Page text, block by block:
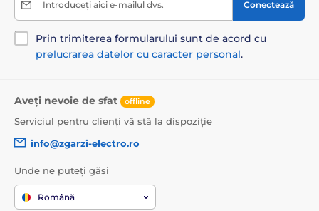
Introduceți aici e-mailul dvs. Conectează
Prin trimiterea formularului sunt de acord cu
prelucrarea datelor cu caracter personal.
Aveți nevoie de sfat offline
Serviciul pentru clienți vă stă la dispoziție
info@zgarzi-electro.ro
Unde ne puteți găsi
Română